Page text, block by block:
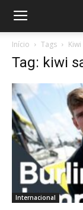
Início Tags
Tag: kiwi
Internacional